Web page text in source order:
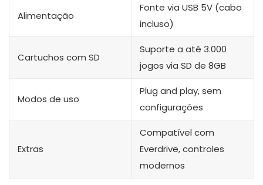
Alimentação
Fonte via USB 5V (cabo
incluso)
Cartuchos com SD
Suporte a até 3.000
jogos via SD de 8GB
Modos de uso
Plug and play, sem
configurações
Extras
Compatível com
Everdrive, controles
modernos